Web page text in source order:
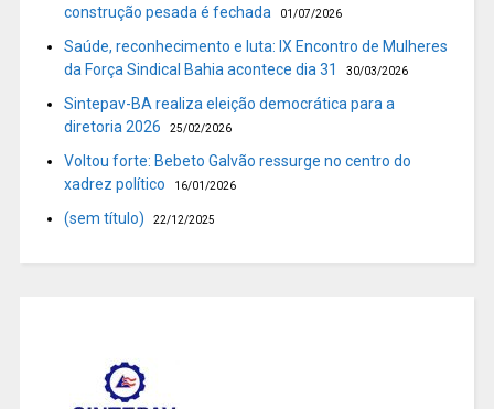
construção pesada é fechada
01/07/2026
Saúde, reconhecimento e luta: IX Encontro de Mulheres
da Força Sindical Bahia acontece dia 31
30/03/2026
Sintepav-BA realiza eleição democrática para a
diretoria 2026
25/02/2026
Voltou forte: Bebeto Galvão ressurge no centro do
xadrez político
16/01/2026
(sem título) 22/12/2025